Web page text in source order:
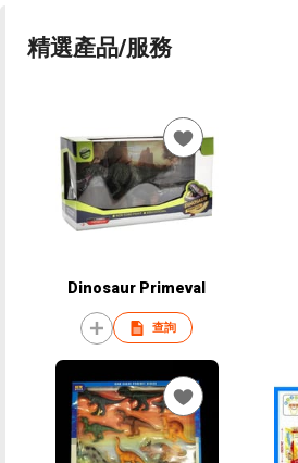
精選產品/服務
Dinosaur Primeval
查詢